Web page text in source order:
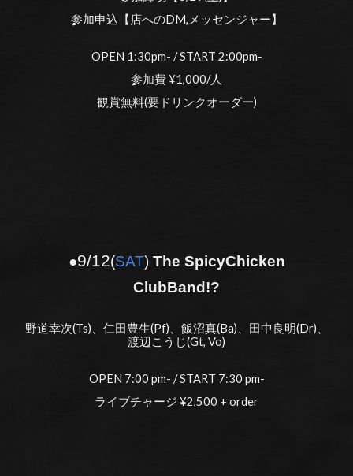
参加申込【店へのDM,メッセンジャー】
OPEN 1:30pm- / START 2:00pm-
参加費 ¥1,000/人
観賞無料(要ドリンクオーダー)
●9/12(SAT) The SpicyChicken
ClubBand!?
野道幸次(Ts)、仁田豊生(Pf)、飯沼真(Ba)、田中良明(Dr)、
渡辺こうじ(Gt, Vo)
OPEN 7:00 pm- / START 7:30 pm-
ライブチャージ ¥2,500 + order